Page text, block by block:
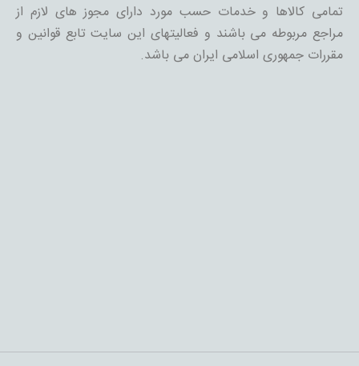
تمامی کالاها و خدمات حسب مورد دارای مجوز های لازم از
مراجع مربوطه می باشند و فعالیتهای این سایت تابع قوانین و
مقررات جمهوری اسلامی ایران می باشد.